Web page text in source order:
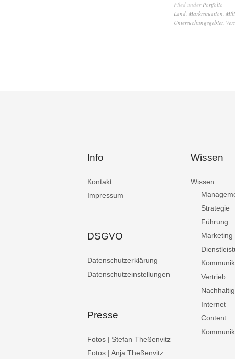
Filed underPortfolio
Land, Marktsituation,
Untersuchungsgebiet,
Info
Kontakt
Impressum
DSGVO
Datenschutzerklärung
Datenschutzeinstellungen
Presse
Fotos | Stefan Theßenvitz
Fotos | Anja Theßenvitz
Wissen
Wissen
Strategie
Führung
Marketing
Vertrieb
Internet
Content